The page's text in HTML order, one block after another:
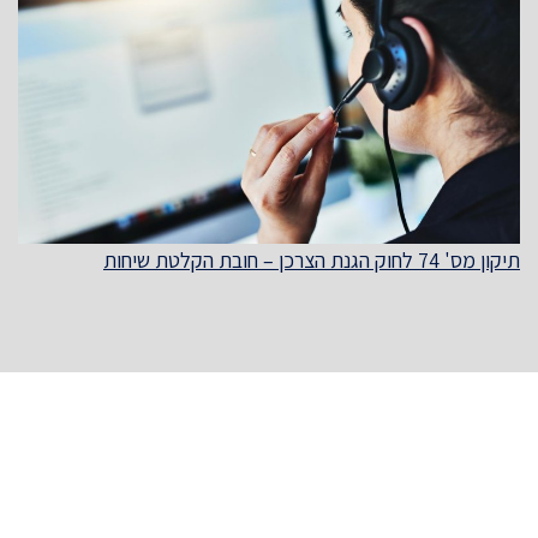
תיקון מס' 74 לחוק הגנת הצרכן – חובת הקלטת שיחות